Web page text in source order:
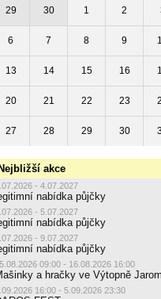
29 30 1 2
6 7 8 9
13 14 15 16
20 21 22 23
27 28 29 30
Nejbližší akce
- 4.07.2027
nabídka půjčky
- 5.07.2027
nabídka půjčky
- 9.07.2027
nabídka půjčky
09:00 - 16.08.2026 16:00
a hračky ve Výtopně
16:00 - 5.09.2026 23:30